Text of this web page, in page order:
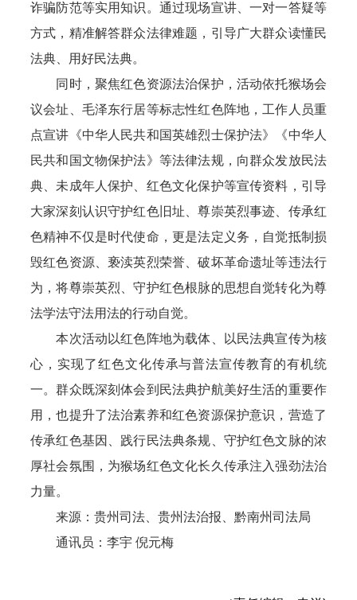
诈骗防范等实用知识。通过现场宣讲、一对一答疑等
方式，精准解答群众法律难题，引导广大群众读懂民
法典、用好民法典。
同时，聚焦红色资源法治保护，活动依托猴场会
议会址、毛泽东行居等标志性红色阵地，工作人员重
点宣讲《中华人民共和国英雄烈士保护法》《中华人
民共和国文物保护法》等法律法规，向群众发放民法
典、未成年人保护、红色文化保护等宣传资料，引导
大家深刻认识守护红色旧址、尊崇英烈事迹、传承红
色精神不仅是时代使命，更是法定义务，自觉抵制损
毁红色资源、亵渎英烈荣誉、破坏革命遗址等违法行
为，将尊崇英烈、守护红色根脉的思想自觉转化为尊
法学法守法用法的行动自觉。
本次活动以红色阵地为载体、以民法典宣传为核
心，实现了红色文化传承与普法宣传教育的有机统
一。群众既深刻体会到民法典护航美好生活的重要作
用，也提升了法治素养和红色资源保护意识，营造了
传承红色基因、践行民法典条规、守护红色文脉的浓
厚社会氛围，为猴场红色文化长久传承注入强劲法治
力量。
来源：贵州司法、贵州法治报、黔南州司法局
通讯员：李宇 倪元梅